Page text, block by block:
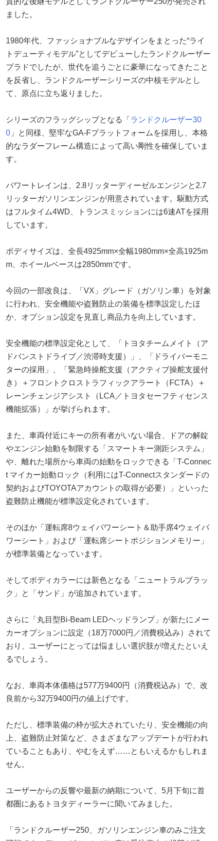
ました。
1980年代、ファッショナブルなデザインをまとった“ライ
トデューティモデル”としてデビューしたランドクルーザー
プラドでしたが、世代を追うごとに豪華になってきたこと
を反省し、ランドクルーザーシリーズの中核モデルとし
て、原点に立ち返りました。
シリーズのフラッグシップとなる「 ランドクルーザー30
0 」と同様、堅牢なGA-Fプラットフォームを採用し、本格
的なラダーフレーム構造によって高い剛性を確保していま
す。
パワートレインは、2.8リッターディーゼルエンジンと2.7
リッターガソリンエンジンが用意されています。駆動方式
はフルタイム4WD、トランスミッションには6速ATを採用
しています。
ボディサイズは、全長4925mm×全幅1980mm×全高1925m
m、ホイールベースは2850mmです。
今回の一部改良は、「VX」グレード（ガソリン車）を対象
に行われ、安全機能や盗難防止の装備を標準設定したほ
か、オプション設定を見直し商品力を向上しています。
安全機能の標準設定化として、「トヨタチームメイト（ア
ドバンストドライブ／渋滞時支援）」、「ドライバーモニ
ターの採用」、「緊急時操舵支援（アクティブ操舵支援付
き）＋フロントクロストラフィックアラート（FCTA）＋
レーンチェンジアシスト（LCA／トヨタセーフティセンス
機能拡張）」が挙げられます。
また、車両付近にキーの所有者がいない場合、ドアの解錠
やエンジン始動を制限する「スマートキー測距システム」
や、離れた場所から車両の始動をロックできる「T-Connec
t マイカー始動ロック（利用にはT-Connectスタンダードの
契約およびTOYOTAアカウントの取得が必要）」といった
盗難防止機能が標準設定化されています。
そのほか「運転席8ウェイパワーシート＆助手席4ウェイパ
ワーシート」および「運転席シートポジションメモリー」
が標準装備となっています。
そしてボディカラーには新色となる「ニュートラルブラッ
ク」と「サンド」が追加されています。
さらに「丸目型Bi-Beam LEDヘッドランプ」が新たにメー
カーオプションに設定（18万7000円／消費税込み）されて
おり、ユーザーにとっては悩ましい選択肢が増えたといえ
るでしょう。
なお、車両本体価格は577万9400円（消費税込み）で、改
良前から32万9400円の値上げです。
ただし、標準装備の枠が拡大されていたり、安全機能の向
上、盗難防止対策など、さまざまなアップデートが行われ
ていることもあり、やむをえず……ともいえるかもしれま
せん。
ユーザーからの反響や最新の納期について、5月下旬に首
都圏にあるトヨタディーラーに聞いてみました。
「ランドクルーザー250、ガソリンエンジン車のみご注文